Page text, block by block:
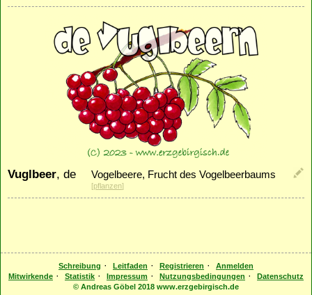
Vuglbeer, de Vogelbeere, Frucht des Vogelbeerbaums
[pflanzen]
Schreibung · Leitfaden · Registrieren ·
Anmelden
Mitwirkende · Statistik · Impressum · Nutzungsbedingungen ·
Datenschutz
© Andreas Göbel 2018 www.erzgebirgisch.de